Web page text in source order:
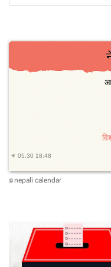
© nepali calendar